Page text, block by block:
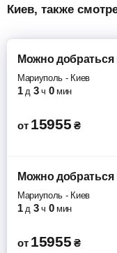
Киев, также
Можно добраться
Мариуполь - Киев
1 д 3 ч 0 мин
от 15955 ₴
Можно добраться
Мариуполь - Киев
1 д 3 ч 0 мин
от 15955 ₴